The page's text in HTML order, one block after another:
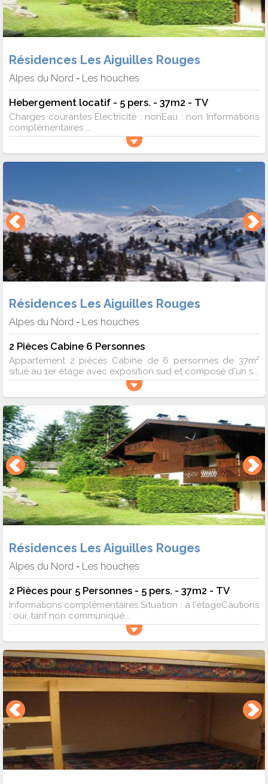
Résidences Les Aiguilles Rouges
Alpes du Nord - Les houches
Hebergement locatif - 5 pers. - 37m2 - TV
Charges courantes Électricité : nonEau : non Informations
complémentaires ...
Résidences Les Aiguilles Rouges
Alpes du Nord - Les houches
2 Pièces Cabine 6 Personnes
Appartement 2 pièces Cabine de 6 personnes de 37m²
situé au 1er étage avec exposition sud et composé d'un s...
Résidences Les Aiguilles Rouges
Alpes du Nord - Les houches
2 Pièces pour 5 Personnes - 5 pers. - 37m2 - TV
Informations complémentaires Situation : à l'étageCautions
: oui, tarif non communiqué...